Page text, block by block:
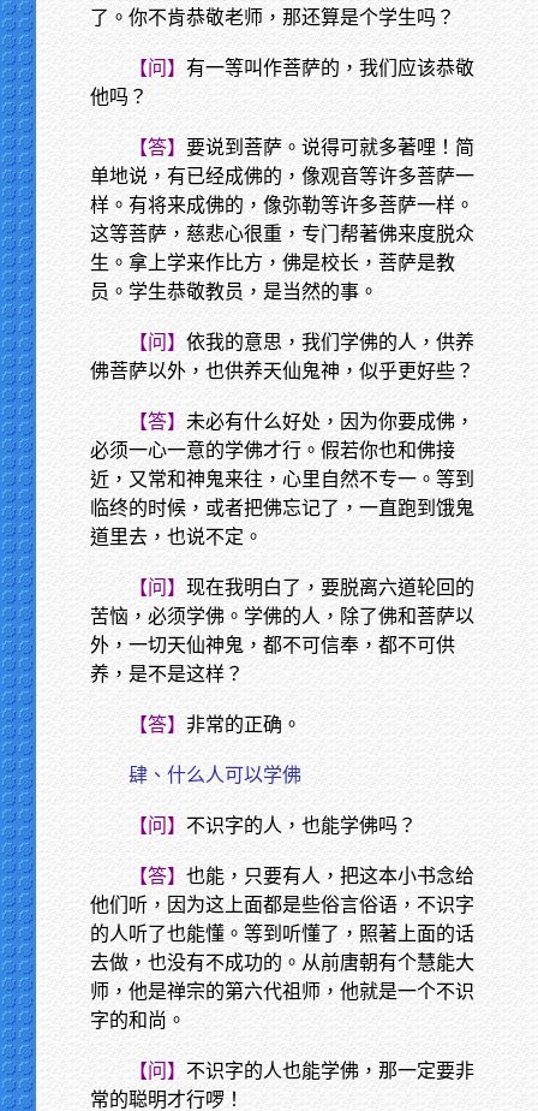
了。你不肯恭敬老师，那还算是个学生吗？
【问】 有一等叫作菩萨的，我们应该恭敬
他吗？
【答】 要说到菩萨。说得可就多著哩！简
单地说，有已经成佛的，像观音等许多菩萨一
样。有将来成佛的，像弥勒等许多菩萨一样。
这等菩萨，慈悲心很重，专门帮著佛来度脱众
生。拿上学来作比方，佛是校长，菩萨是教
员。学生恭敬教员，是当然的事。
【问】 依我的意思，我们学佛的人，供养
佛菩萨以外，也供养天仙鬼神，似乎更好些？
【答】 未必有什么好处，因为你要成佛，
必须一心一意的学佛才行。假若你也和佛接
近，又常和神鬼来往，心里自然不专一。等到
临终的时候，或者把佛忘记了，一直跑到饿鬼
道里去，也说不定。
【问】 现在我明白了，要脱离六道轮回的
苦恼，必须学佛。学佛的人，除了佛和菩萨以
外，一切天仙神鬼，都不可信奉，都不可供
养，是不是这样？
【答】 非常的正确。
肆、什么人可以学佛
【问】 不识字的人，也能学佛吗？
【答】 也能，只要有人，把这本小书念给
他们听，因为这上面都是些俗言俗语，不识字
的人听了也能懂。等到听懂了，照著上面的话
去做，也没有不成功的。从前唐朝有个慧能大
师，他是禅宗的第六代祖师，他就是一个不识
字的和尚。
【问】 不识字的人也能学佛，那一定要非
常的聪明才行啰！